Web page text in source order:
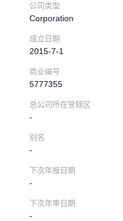
公司类型
Corporation
成立日期
2015-7-1
商业编号
5777355
总公司所在管辖区
-
别名
-
下次年报日期
-
下次年审日期
-